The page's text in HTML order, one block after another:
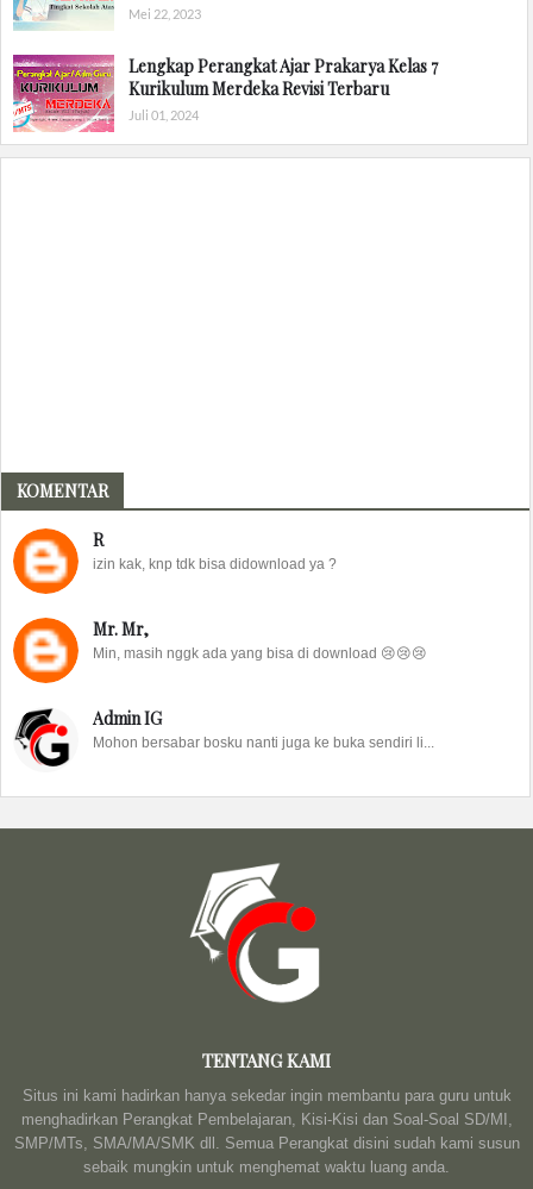
Mei 22, 2023
Lengkap Perangkat Ajar Prakarya Kelas 7
Kurikulum Merdeka Revisi Terbaru
Juli 01, 2024
KOMENTAR
R
izin kak, knp tdk bisa didownload ya ?
Mr. Mr,
Min, masih nggk ada yang bisa di download 😢😢😢
Admin IG
Mohon bersabar bosku nanti juga ke buka sendiri li...
TENTANG KAMI
Situs ini kami hadirkan hanya sekedar ingin membantu para guru untuk
menghadirkan Perangkat Pembelajaran, Kisi-Kisi dan Soal-Soal SD/MI,
SMP/MTs, SMA/MA/SMK dll. Semua Perangkat disini sudah kami susun
sebaik mungkin untuk menghemat waktu luang anda.